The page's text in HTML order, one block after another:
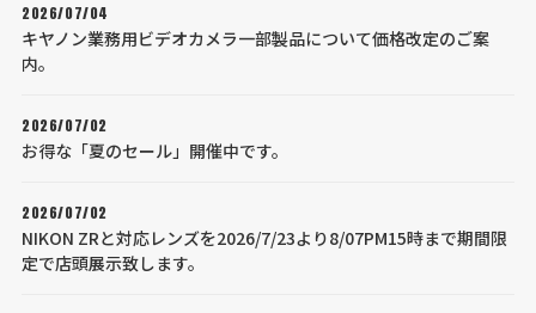
2026/07/04
キヤノン業務用ビデオカメラ一部製品について価格改定のご案
内。
2026/07/02
お得な「夏のセール」開催中です。
2026/07/02
NIKON ZRと対応レンズを2026/7/23より8/07PM15時まで期間限
定で店頭展示致します。